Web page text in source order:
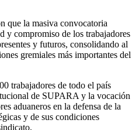
que la masiva convocatoria
y compromiso de los trabajadores
y futuros, consolidando al
gremiales más importantes del
trabajadores de todo el país
de SUPARA y la vocación
aduaneros en la defensa de la
y de sus condiciones